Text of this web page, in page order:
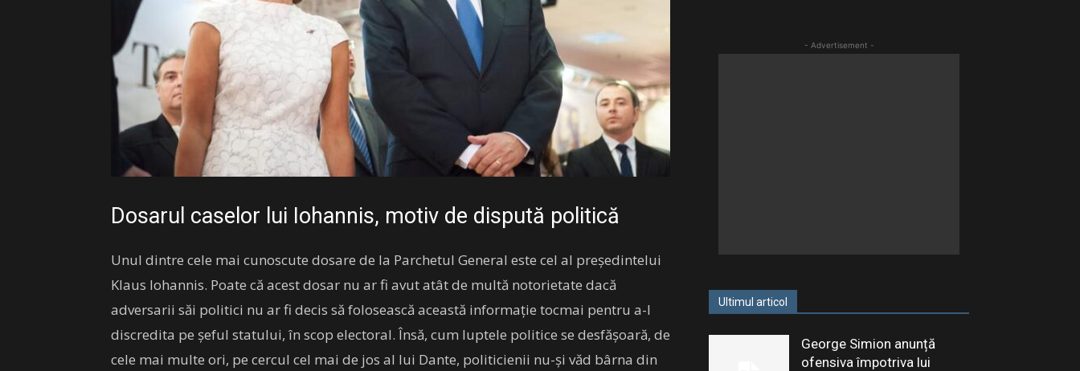
Dosarul caselor lui Iohannis, motiv de dispută politică
Unul dintre cele mai cunoscute dosare de la Parchetul General este cel al președintelui
Klaus Iohannis. Poate că acest dosar nu ar fi avut atât de multă notorietate dacă
adversarii săi politici nu ar fi decis să folosească această informație tocmai pentru a-l
discredita pe șeful statului, în scop electoral. Însă, cum luptele politice se desfășoară, de
cele mai multe ori, pe cercul cel mai de jos al lui Dante, politicienii nu-și văd bârna din
- Advertisement -
Ultimul articol
George Simion anunță
ofensiva împotriva lui